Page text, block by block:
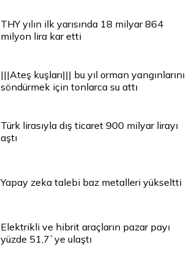
THY yılın ilk yarısında 18 milyar 864
milyon lira kar etti
|||Ateş kuşları||| bu yıl orman yangınlarını
söndürmek için tonlarca su attı
Türk lirasıyla dış ticaret 900 milyar lirayı
aştı
Yapay zeka talebi baz metalleri yükseltti
Elektrikli ve hibrit araçların pazar payı
yüzde 51,7`ye ulaştı